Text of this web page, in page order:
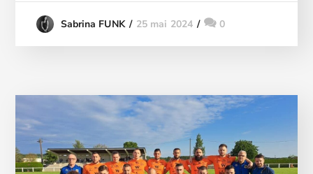
Sabrina FUNK 25 mai 2024 0